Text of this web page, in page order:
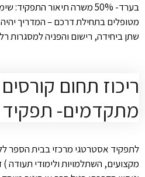
בערד- 50% משרה תיאור
מטופלים בתחילת דרכם – המדריך
שתן ביחידה, רישום והפניה למסגרות
ריכוז תחום
מתקדמים- תפקיד
לתפקיד אסטרטגי מרכזי בבית הספר
מקצועים, השתלמויות ולימודי